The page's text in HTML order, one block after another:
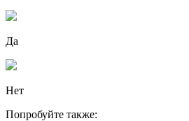
Да
Нет
Попробуйте также: